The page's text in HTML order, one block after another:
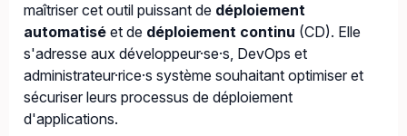
maîtriser cet outil puissant de déploiement
automatisé et de déploiement continu (CD). Elle
s'adresse aux développeur·se·s, DevOps et
administrateur·rice·s système souhaitant optimiser et
sécuriser leurs processus de déploiement
d'applications.